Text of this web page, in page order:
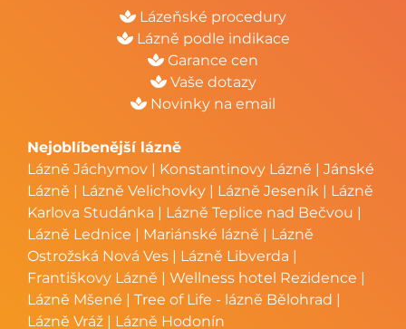
Lázeňské procedury
Lázně podle indikace
Garance cen
Vaše dotazy
Novinky na email
Nejoblíbenější lázně
Lázně Jáchymov | Konstantinovy Lázně | Jánské
Lázně | Lázně Velichovky | Lázně Jeseník | Lázně
Karlova Studánka | Lázně Teplice nad Bečvou |
Lázně Lednice | Mariánské lázně | Lázně
Ostrožská Nová Ves | Lázně Libverda |
Františkovy Lázně | Wellness hotel Rezidence |
Lázně Mšené | Tree of Life - lázně Bělohrad |
Lázně Vráž | Lázně Hodonín